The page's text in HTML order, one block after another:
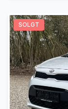
SOLGT